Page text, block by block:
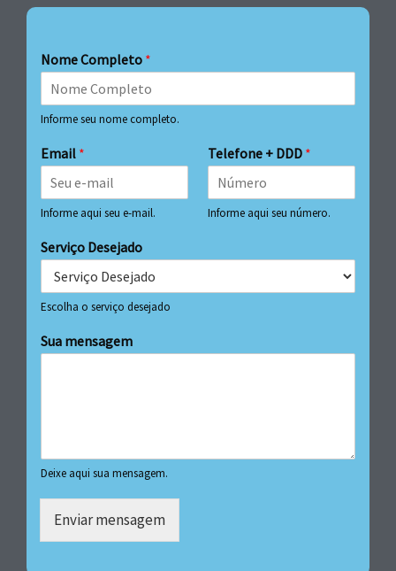
Nome Completo *
Informe seu nome completo.
Email *
Informe aqui seu e-mail.
Telefone + DDD *
Informe aqui seu número.
Serviço Desejado
Escolha o serviço desejado
Sua mensagem
Deixe aqui sua mensagem.
Enviar mensagem